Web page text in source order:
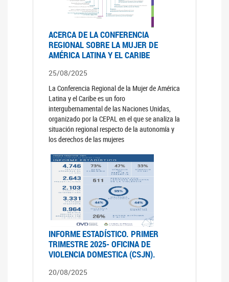
ACERCA DE LA CONFERENCIA
REGIONAL SOBRE LA MUJER DE
AMÉRICA LATINA Y EL CARIBE
25/08/2025
La Conferencia Regional de la Mujer de América
Latina y el Caribe es un foro
intergubernamental de las Naciones Unidas,
organizado por la CEPAL en el que se analiza la
situación regional respecto de la autonomía y
los derechos de las mujeres
INFORME ESTADÍSTICO. PRIMER
TRIMESTRE 2025- OFICINA DE
VIOLENCIA DOMESTICA (CSJN).
20/08/2025